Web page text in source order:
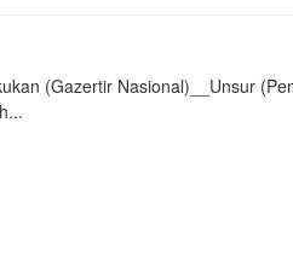
(Gazertir Nasional)__Unsur